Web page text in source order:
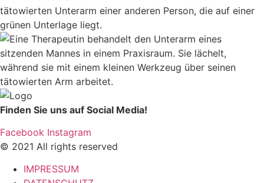
Finden Sie uns auf Social Media!
Facebook Instagram
© 2021 All rights reserved
IMPRESSUM